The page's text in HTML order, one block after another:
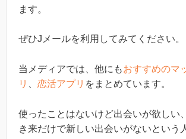
ます。
ぜひJメールを利用してみてください。
当メディアでは、他にもおすすめのマ
リ
恋活アプリ をまとめています。
使ったことはないけど出会いが欲しい
き来だけで新しい出会いがないという